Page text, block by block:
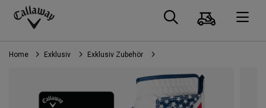
Callaway
Golf
Suche
Home Exklusiv Exklusiv Zubehör